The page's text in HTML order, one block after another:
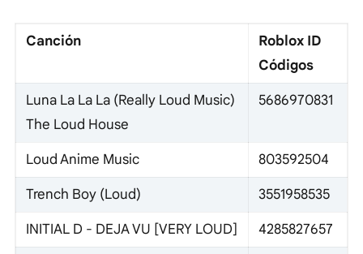
Canción
Roblox ID
Códigos
Luna La La La (Really Loud Music)
The Loud House
5686970831
Loud Anime Music 803592504
Trench Boy (Loud) 3551958535
INITIAL D - DEJA VU [VERY LOUD] 4285827657